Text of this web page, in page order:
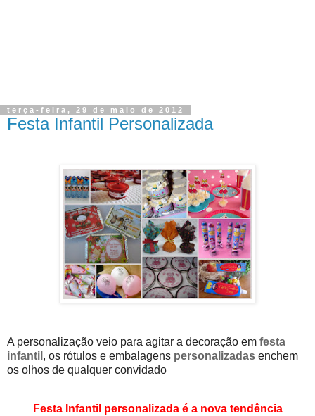
terça-feira, 29 de maio de 2012
Festa Infantil Personalizada
A personalização veio para agitar a decoração em festa
infantil , os rótulos e embalagens personalizadas enchem
os olhos de qualquer convidado
Festa Infantil personalizada é a nova tendência